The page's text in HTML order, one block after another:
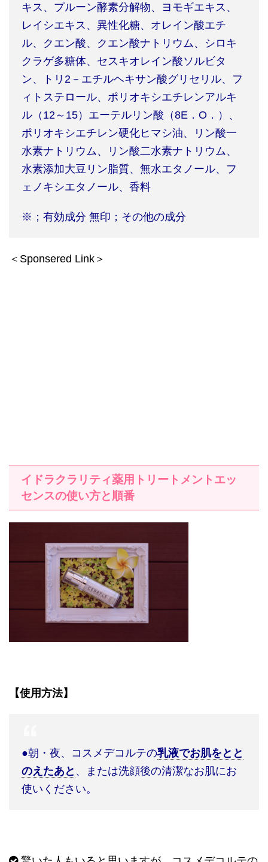
キス、プルーン酵素分解物、ヨモギエキス、
レイシエキス、異性化糖、オレイン酸エチ
ル、クエン酸、クエン酸ナトリウム、シロキ
クラゲ多糖体、セスキオレイン酸ソルビタ
ン、トリ 2 －エチルヘキサン酸グリセリル、フ
ィトステロール、ポリオキシエチレンアルキ
ル（ 12 ～ 15）エーテルリン酸（8E ． O ．）、
ポリオキシエチレン硬化ヒマシ油、リン酸一
水素ナトリウム、リン酸二水素ナトリウム、
水素添加大豆リン脂質、無水エタノール、フ
ェノキシエタノール、香料
※ ；有効成分 無印；その他の成分
＜Sponsered Link＞
イドラクラリティ薬用トリートメントエッ
センスの使い方と順番
【使用方法】
●朝・夜、コスメデコルテの乳液でお肌をとと
のえたあと 、または洗顔後の清潔なお肌にお
使いください。